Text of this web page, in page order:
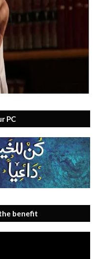
PC
benefit